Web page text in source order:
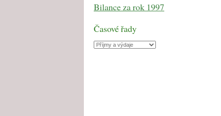
Bilance za rok 1997
Časové řady